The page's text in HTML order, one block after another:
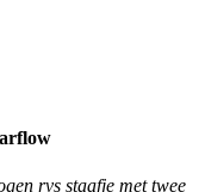
rvs staafje met twee